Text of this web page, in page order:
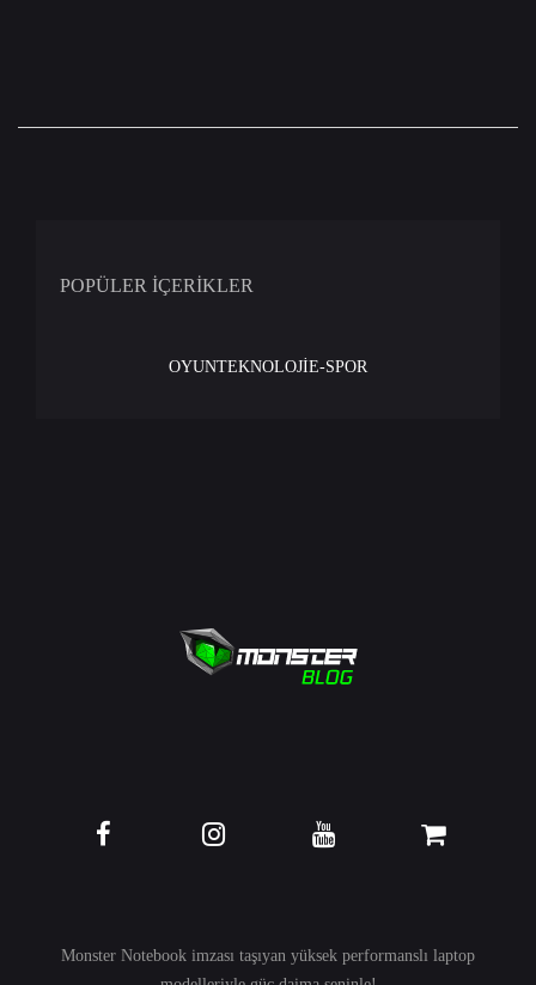
POPÜLER İÇERİKLER
OYUNTEKNOLOJİE-SPOR
Monster Notebook imzası taşıyan yüksek performanslı laptop